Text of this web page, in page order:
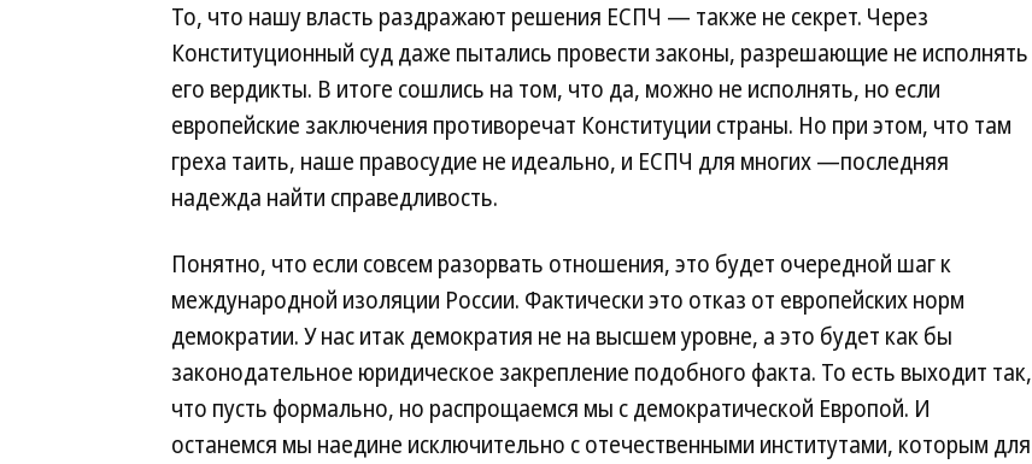
То, что нашу власть раздражают решения ЕСПЧ — также не секрет. Через
Конституционный суд даже пытались провести законы, разрешающие не исполнять
его вердикты. В итоге сошлись на том, что да, можно не исполнять, но если
европейские заключения противоречат Конституции страны. Но при этом, что там
греха таить, наше правосудие не идеально, и ЕСПЧ для многих —последняя
надежда найти справедливость.
Понятно, что если совсем разорвать отношения, это будет очередной шаг к
международной изоляции России. Фактически это отказ от европейских норм
демократии. У нас итак демократия не на высшем уровне, а это будет как бы
законодательное юридическое закрепление подобного факта. То есть выходит так,
что пусть формально, но распрощаемся мы с демократической Европой. И
останемся мы наедине исключительно с отечественными институтами, которым для